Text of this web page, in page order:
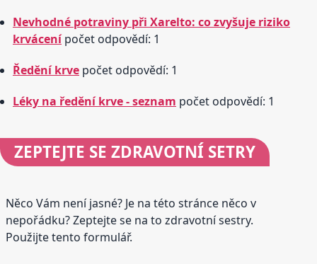
Nevhodné potraviny při Xarelto: co zvyšuje riziko
krvácenípočet odpovědí: 1
Ředění krve počet odpovědí: 1
Léky na ředění krve - seznam počet odpovědí: 1
ZEPTEJTE SE ZDRAVOTNÍ SETRY
Něco Vám není jasné? Je na této stránce něco v
nepořádku? Zeptejte se na to zdravotní sestry.
Použijte tento formulář.